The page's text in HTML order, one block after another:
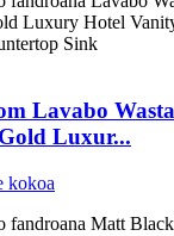
Lavabo
Luxur...
kokoa